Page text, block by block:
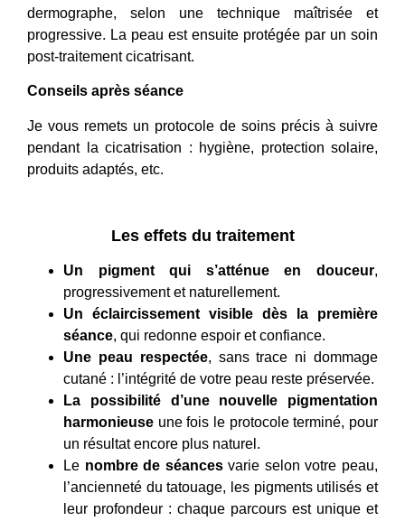
dermographe, selon une technique maîtrisée et
progressive. La peau est ensuite protégée par un soin
post-traitement cicatrisant.
Conseils après séance
Je vous remets un protocole de soins précis à suivre
pendant la cicatrisation : hygiène, protection solaire,
produits adaptés, etc.
Les effets du traitement
Un pigment qui s’atténue en douceur,
progressivement et naturellement.
Un éclaircissement visible dès la première
séance, qui redonne espoir et confiance.
Une peau respectée, sans trace ni dommage
cutané : l’intégrité de votre peau reste préservée.
La possibilité d’une nouvelle pigmentation
harmonieuse une fois le protocole terminé, pour
un résultat encore plus naturel.
Le nombre de séancesvarie selon votre peau,
l’ancienneté du tatouage, les pigments utilisés et
leur profondeur : chaque parcours est unique et